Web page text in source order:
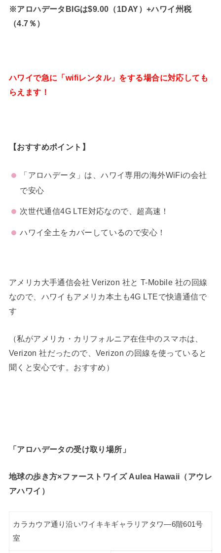
※アロハデータBIGは$9.00（1DAY）+ハワイ州税
（4.7％）
ハワイで急に「wifiレンタル」をする場合に対応しても
らえます！
【おすすめポイント】
「アロハデータ」は、ハワイ専用の海外WiFiの会社
で安心
次世代通信4G LTE対応なので、超高速！
ハワイ全土をカバーしているので安心！
アメリカ大手通信会社 Verizon 社と T-Mobile 社の回線
なので、ハワイもアメリカ本土も4G LTEで快適通信で
す
（私がアメリカ・カリフォルニア在住中のスマホは、
Verizon 社だったので、Verizon の回線を使っていると
聞くと安心です。おすすめ）
「アロハデータの受け取り場所」
地球の歩き方×ファーストワイズ Aulea Hawaii（アウレ
アハワイ）
カラカウア通り沿いワイキキギャラリアタワ―6階601号
室